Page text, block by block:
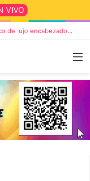
VIVO
“TIRRIA” llega a Tandil con un elenco de lujo encabezado por Capusotto, Spregelburd y Stefani